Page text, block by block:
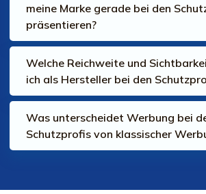
meine Marke gerade bei den
präsentieren?
Welche Reichweite und
ich als Hersteller bei den
Was unterscheidet Werbung bei
Schutzprofis von klassischer